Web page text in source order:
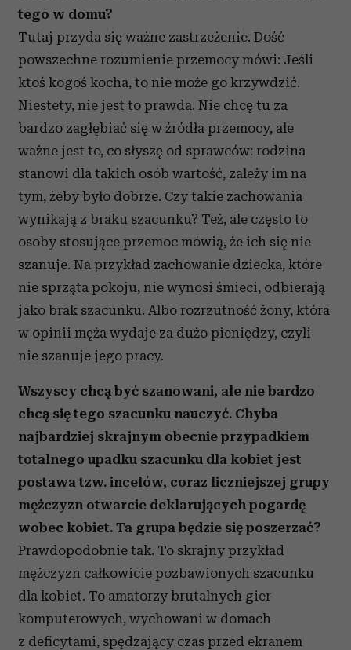
tego w domu?
Tutaj przyda się ważne zastrzeżenie. Dość
powszechne rozumienie przemocy mówi: Jeśli
ktoś kogoś kocha, to nie może go krzywdzić.
Niestety, nie jest to prawda. Nie chcę tu za
bardzo zagłębiać się w źródła przemocy, ale
ważne jest to, co słyszę od sprawców: rodzina
stanowi dla takich osób wartość, zależy im na
tym, żeby było dobrze. Czy takie zachowania
wynikają z braku szacunku? Też, ale często to
osoby stosujące przemoc mówią, że ich się nie
szanuje. Na przykład zachowanie dziecka, które
nie sprząta pokoju, nie wynosi śmieci, odbierają
jako brak szacunku. Albo rozrzutność żony, która
w opinii męża wydaje za dużo pieniędzy, czyli
nie szanuje jego pracy.
Wszyscy chcą być szanowani, ale nie bardzo
chcą się tego szacunku nauczyć. Chyba
najbardziej skrajnym obecnie przypadkiem
totalnego upadku szacunku dla kobiet jest
postawa tzw. incelów, coraz liczniejszej grupy
mężczyzn otwarcie deklarujących pogardę
wobec kobiet. Ta grupa będzie się poszerzać?
Prawdopodobnie tak. To skrajny przykład
mężczyzn całkowicie pozbawionych szacunku
dla kobiet. To amatorzy brutalnych gier
komputerowych, wychowani w domach
z deficytami, spędzający czas przed ekranem